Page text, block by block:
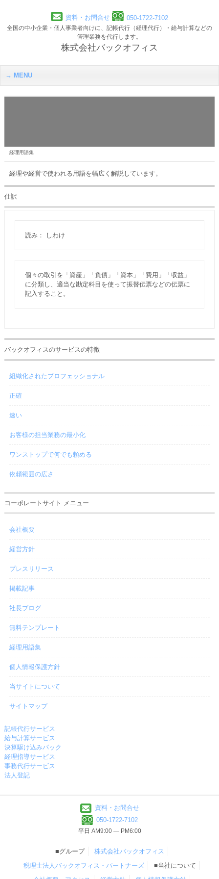
資料・お問合せ 050-1722-7102
全国の中小企業・個人事業者向けに、記帳代行（経理代行）・給与計算などの
管理業務を代行します。
株式会社バックオフィス
MENU
経理用語集
経理や経営で使われる用語を幅広く解説しています。
仕訳
読み： しわけ
個々の取引を「資産」「負債」「資本」「費用」「収益」
に分類し、適当な勘定科目を使って振替伝票などの伝票に
記入すること。
バックオフィスのサービスの特徴
組織化されたプロフェッショナル
正確
速い
お客様の担当業務の最小化
ワンストップで何でも頼める
依頼範囲の広さ
コーポレートサイト メニュー
会社概要
経営方針
プレスリリース
掲載記事
社長ブログ
無料テンプレート
経理用語集
個人情報保護方針
当サイトについて
サイトマップ
記帳代行サービス
給与計算サービス
決算駆け込みパック
経理指導サービス
事務代行サービス
法人登記
資料・お問合せ
050-1722-7102
平日 AM9:00 ― PM6:00
■グループ
株式会社バックオフィス
税理士法人バックオフィス・パートナーズ
■当社について